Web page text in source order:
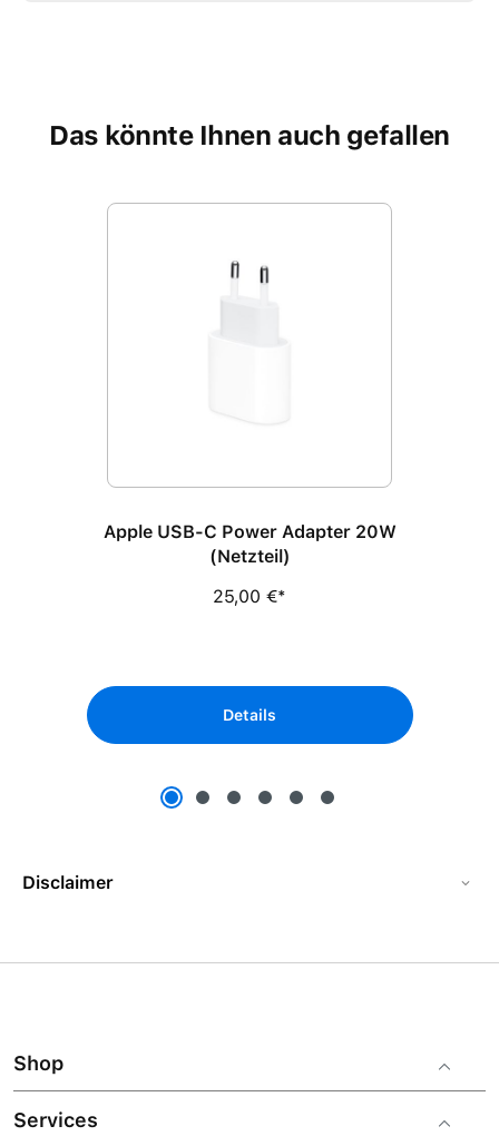
Das könnte Ihnen auch gefallen
Produktgalerie überspringen
Apple USB-C Power Adapter 20W
(Netzteil)
25,00 €*
Details
Disclaimer
Shop
Services